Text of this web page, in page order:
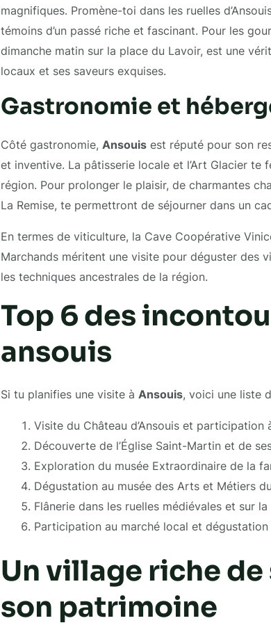
magnifiques. Promène-toi dans les ruelles
témoins d’un passé riche et fascinant. Pour les
dimanche matin sur la place du Lavoir, est une
locaux et ses saveurs exquises.
Gastronomie et
Côté gastronomie, Ansouisest réputé pour son
et inventive. La pâtisserie locale et l’Art Glacier
région. Pour prolonger le plaisir, de charmantes
La Remise, te permettront de séjourner dans un
En termes de viticulture, la Cave Coopérative
Marchands méritent une visite pour déguster des
les techniques ancestrales de la région.
Top 6 des
ansouis
Si tu planifies une visite à Ansouis, voici une liste
Visite du Château d’Ansouis et participation
Découverte de l’Église Saint-Martin et de
Exploration du musée Extraordinaire de la
Dégustation au musée des Arts et Métiers
Flânerie dans les ruelles médiévales et sur
Participation au marché local et
Un village riche
son patrimoine